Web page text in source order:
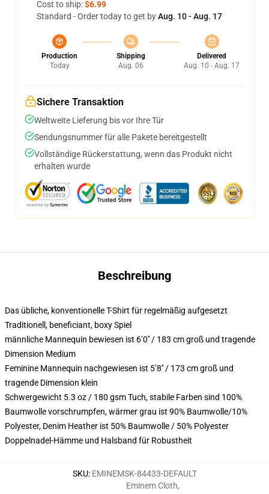
Cost to ship:$6.99
Standard - Order today to get byAug. 10 - Aug. 17
Production
Today
Shipping
Aug. 06
Delivered
Aug. 10 - Aug. 17
Sichere Transaktion
Weltweite Lieferung bis vor Ihre Tür
Sendungsnummer für alle Pakete bereitgestellt
Vollständige Rückerstattung, wenn das Produkt nicht
erhalten wurde
Beschreibung
Das übliche, konventionelle T-Shirt für regelmäßig aufgesetzt
Traditionell, beneficiant, boxy Spiel
männliche Mannequin bewiesen ist 6’0′′ / 183 cm groß und tragende
Dimension Medium
Feminine Mannequin nachgewiesen ist 5’8′′ / 173 cm groß und
tragende Dimension klein
Schwergewicht 5.3 oz / 180 gsm Tuch, stabile Farben sind 100%
Baumwolle vorschrumpfen, wärmer grau ist 90% Baumwolle/10%
Polyester, Denim Heather ist 50% Baumwolle / 50% Polyester
Doppelnadel-Hämme und Halsband für Robustheit
SKU: EMINEMSK-84433-DEFAULT
Eminem Cloth,